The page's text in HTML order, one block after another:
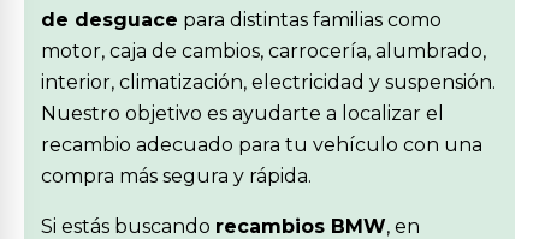
de desguace para distintas familias como
motor, caja de cambios, carrocería, alumbrado,
interior, climatización, electricidad y suspensión.
Nuestro objetivo es ayudarte a localizar el
recambio adecuado para tu vehículo con una
compra más segura y rápida.
Si estás buscando recambios BMW, en